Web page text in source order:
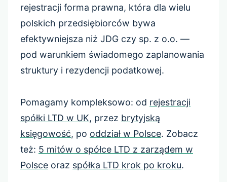
rejestracji forma prawna, która dla wielu
polskich przedsiębiorców bywa
efektywniejsza niż JDG czy sp. z o.o. —
pod warunkiem świadomego zaplanowania
struktury i rezydencji podatkowej.
Pomagamy kompleksowo: od rejestracji
spółki LTD w UK, przez brytyjską
księgowość, po oddział w Polsce. Zobacz
też: 5 mitów o spółce LTD z zarządem w
Polsce oraz spółka LTD krok po kroku.